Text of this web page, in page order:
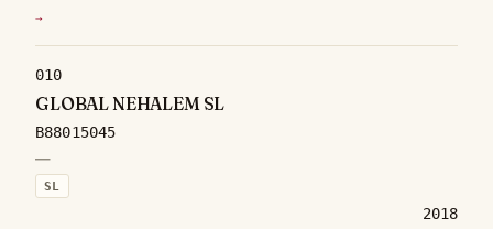
→
010
GLOBAL NEHALEM SL
B88015045
—
SL
2018